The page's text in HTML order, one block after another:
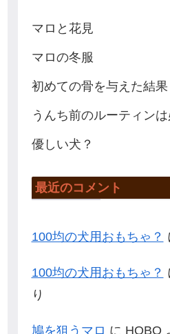
マロと花見
マロの冬服
初めての骨を与えた結果
うんち前のルーティン
優しい犬？
最近のコメント
100均の犬用おもちゃ？
100均の犬用おもちゃ？
り
鳩を狙うマロ に HOBO